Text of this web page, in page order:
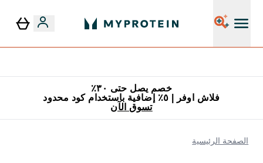
خصم يصل حتى ٣٠٪
فلاش اوفر | ٥٪ إضافية باستخدام كود محدود
تسوق الآن
الصفحة الرئيسية